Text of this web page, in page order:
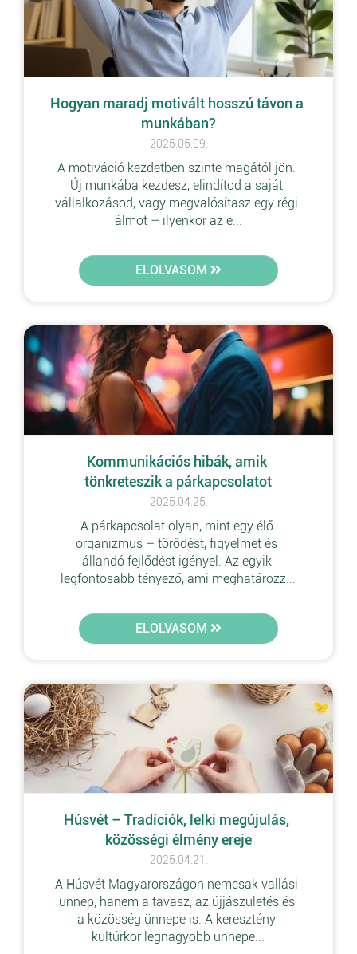
Hogyan maradj motivált hosszú távon a
munkában?
2025.05.09.
A motiváció kezdetben szinte magától jön.
Új munkába kezdesz, elindítod a saját
vállalkozásod, vagy megvalósítasz egy régi
álmot – ilyenkor az e...
ELOLVASOM
Kommunikációs hibák, amik
tönkreteszik a párkapcsolatot
2025.04.25.
A párkapcsolat olyan, mint egy élő
organizmus – törődést, figyelmet és
állandó fejlődést igényel. Az egyik
legfontosabb tényező, ami meghatározz...
ELOLVASOM
Húsvét – Tradíciók, lelki megújulás,
közösségi élmény ereje
2025.04.21.
A Húsvét Magyarországon nemcsak vallási
ünnep, hanem a tavasz, az újjászületés és
a közösség ünnepe is. A keresztény
kultúrkör legnagyobb ünnepe...